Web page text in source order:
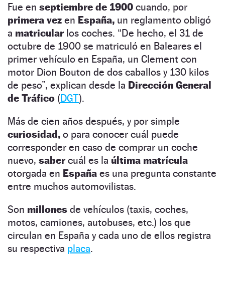
Fue en septiembre de 1900 cuando, por
primera vez en España, un reglamento obligó
a matricular los coches. “De hecho, el 31 de
octubre de 1900 se matriculó en Baleares el
primer vehículo en España, un Clement con
motor Dion Bouton de dos caballos y 130 kilos
de peso”, explican desde la Dirección General
de Tráfico (DGT).
Más de cien años después, y por simple
curiosidad, o para conocer cuál puede
corresponder en caso de comprar un coche
nuevo, sabercuál es la última matrícula
otorgada en España es una pregunta constante
entre muchos automovilistas.
Son millones de vehículos (taxis, coches,
motos, camiones, autobuses, etc.) los que
circulan en España y cada uno de ellos registra
su respectiva placa.